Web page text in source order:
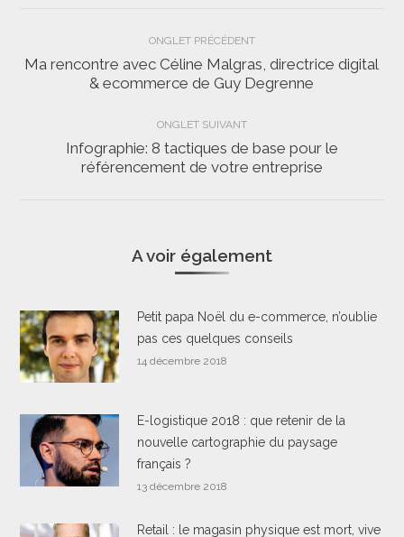
Navigation
de
ONGLET PRÉCÉDENT
Onglet
précédent
Ma rencontre avec Céline Malgras, directrice digital
& ecommerce de Guy Degrenne
ONGLET SUIVANT
Onglet
Infographie: 8 tactiques de base pour le
référencement de votre entreprise
A voir également
Petit papa Noël du e-commerce, n’oublie
pas ces quelques conseils
14 décembre 2018
E-logistique 2018 : que retenir de la
nouvelle cartographie du paysage
français ?
13 décembre 2018
Retail : le magasin physique est mort, vive